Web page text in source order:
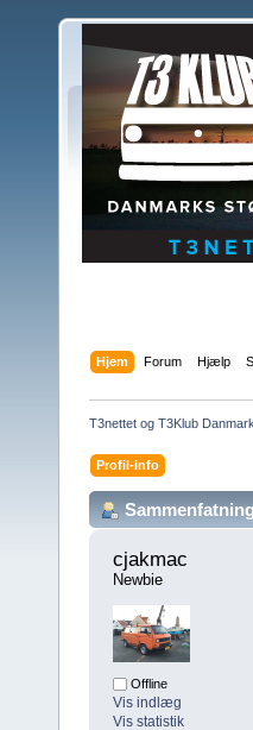
Hjem Forum Hjælp
T3nettet og T3Klub
Profil-info
cjakmac
Newbie
Offline
Vis indlæg
Vis statistik